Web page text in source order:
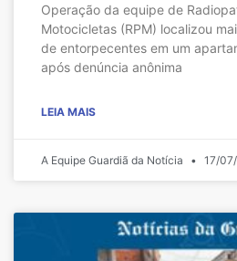
Operação da equipe de
Motocicletas (RPM) localizou
de entorpecentes em um
após denúncia anônima
LEIA MAIS
A Equipe Guardiã da Notícia 17/